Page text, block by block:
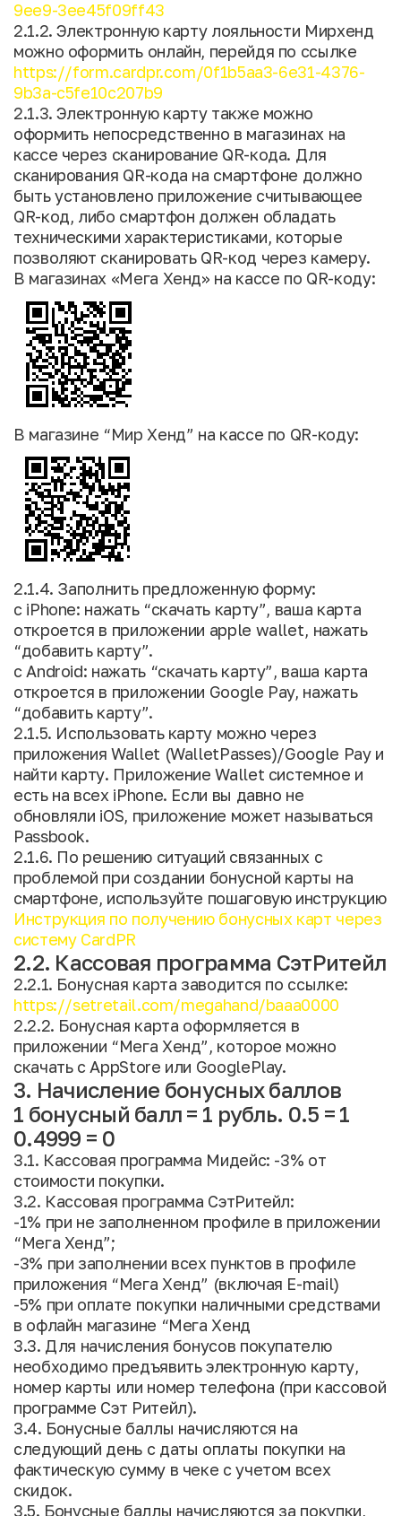
9ee9-3ee45f09ff43
2.1.2. Электронную карту лояльности Мирхенд
можно оформить онлайн, перейдя по ссылке
https://form.cardpr.com/0f1b5aa3-6e31-4376-
9b3a-c5fe10c207b9
2.1.3. Электронную карту также можно
оформить непосредственно в магазинах на
кассе через сканирование QR-кода. Для
сканирования QR-кода на смартфоне должно
быть установлено приложение считывающее
QR-код, либо смартфон должен обладать
техническими характеристиками, которые
позволяют сканировать QR-код через камеру.
В магазинах «Мега Хенд» на кассе по QR-коду:
В магазине “Мир Хенд” на кассе по QR-коду:
2.1.4. Заполнить предложенную форму:
с iPhone: нажать “скачать карту”, ваша карта
откроется в приложении apple wallet, нажать
“добавить карту”.
с Android: нажать “скачать карту”, ваша карта
откроется в приложении Google Pay, нажать
“добавить карту”.
2.1.5. Использовать карту можно через
приложения Wallet (WalletPasses)/Google Pay и
найти карту. Приложение Wallet системное и
есть на всех iPhone. Если вы давно не
обновляли iOS, приложение может называться
Passbook.
2.1.6. По решению ситуаций связанных с
проблемой при создании бонусной карты на
смартфоне, используйте пошаговую инструкцию
Инструкция по получению бонусных карт через
систему CardPR
2.2. Кассовая программа СэтРитейл
2.2.1. Бонусная карта заводится по ссылке:
https://setretail.com/megahand/baaa0000
2.2.2. Бонусная карта оформляется в
приложении “Мега Хенд”, которое можно
скачать с AppStore или GooglePlay.
3. Начисление бонусных баллов
1 бонусный балл = 1 рубль. 0.5 = 1
0.4999 = 0
3.1. Кассовая программа Мидейс: -3% от
стоимости покупки.
3.2. Кассовая программа СэтРитейл:
-1% при не заполненном профиле в приложении
“Мега Хенд”;
-3% при заполнении всех пунктов в профиле
приложения “Мега Хенд” (включая E-mail)
-5% при оплате покупки наличными средствами
в офлайн магазине “Мега Хенд
3.3. Для начисления бонусов покупателю
необходимо предъявить электронную карту,
номер карты или номер телефона (при кассовой
программе Сэт Ритейл).
3.4. Бонусные баллы начисляются на
следующий день с даты оплаты покупки на
фактическую сумму в чеке с учетом всех
скидок.
3.5. Бонусные баллы начисляются за покупки,